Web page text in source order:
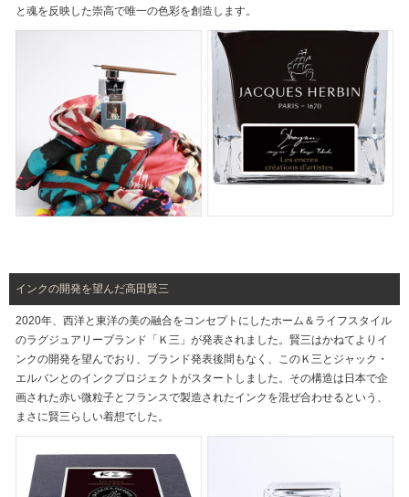
と魂を反映した崇高で唯一の色彩を創造します。
インクの開発を望んだ高田賢三
2020年、西洋と東洋の美の融合をコンセプトにしたホーム＆ライフスタイル
のラグジュアリーブランド「Ｋ三」が発表されました。賢三はかねてよりイ
ンクの開発を望んでおり、ブランド発表後間もなく、このＫ三とジャック・
エルバンとのインクプロジェクトがスタートしました。その構造は日本で企
画された赤い微粒子とフランスで製造されたインクを混ぜ合わせるという、
まさに賢三らしい着想でした。